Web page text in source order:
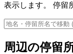
表示します。 停留
周辺の停留